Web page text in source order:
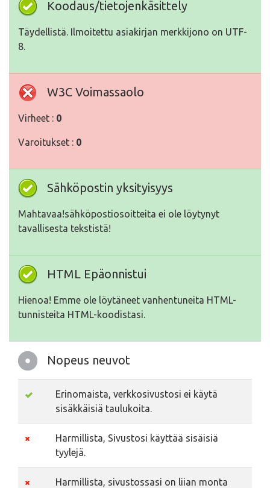
Koodaus/tietojenkäsittely
Täydellistä. Ilmoitettu asiakirjan merkkijono on UTF-
8.
W3C Voimassaolo
Virheet : 0
Varoitukset : 0
Sähköpostin yksityisyys
Mahtavaa!sähköpostiosoitteita ei ole löytynyt
tavallisesta tekstistä!
HTML Epäonnistui
Hienoa! Emme ole löytäneet vanhentuneita HTML-
tunnisteita HTML-koodistasi.
Nopeus neuvot
Erinomaista, verkkosivustosi ei käytä
sisäkkäisiä taulukoita.
Harmillista, Sivustosi käyttää sisäisiä
tyylejä.
Harmillista, sivustossasi on liian monta